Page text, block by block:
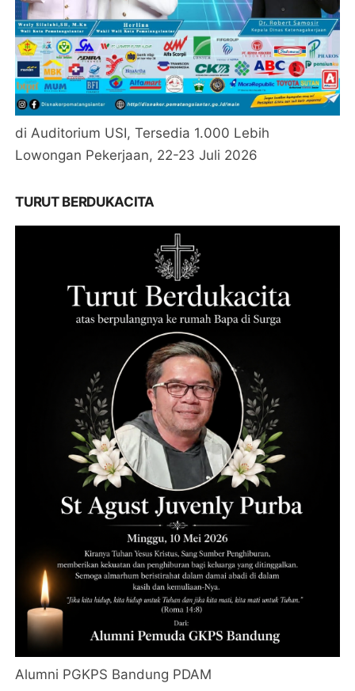
di Auditorium USI, Tersedia 1.000 Lebih
Lowongan Pekerjaan, 22-23 Juli 2026
TURUT BERDUKACITA
Alumni PGKPS Bandung PDAM